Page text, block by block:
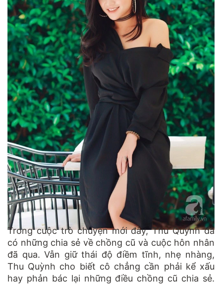
Trong cuộc trò chuyện mới đây, Thu Quỳnh đã
có những chia sẻ về chồng cũ và cuộc hôn nhân
đã qua. Vẫn giữ thái độ điềm tĩnh, nhẹ nhàng,
Thu Quỳnh cho biết cô chẳng cần phải kể xấu
hay phản bác lại những điều chồng cũ chia sẻ.